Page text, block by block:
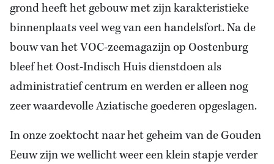
grond heeft het gebouw met zijn karakteristieke
binnenplaats veel weg van een handelsfort. Na de
bouw van het VOC-zeemagazijn op Oostenburg
bleef het Oost-Indisch Huis dienstdoen als
administratief centrum en werden er alleen nog
zeer waardevolle Aziatische goederen opgeslagen.
In onze zoektocht naar het geheim van de Gouden
Eeuw zijn we wellicht weer een klein stapje verder